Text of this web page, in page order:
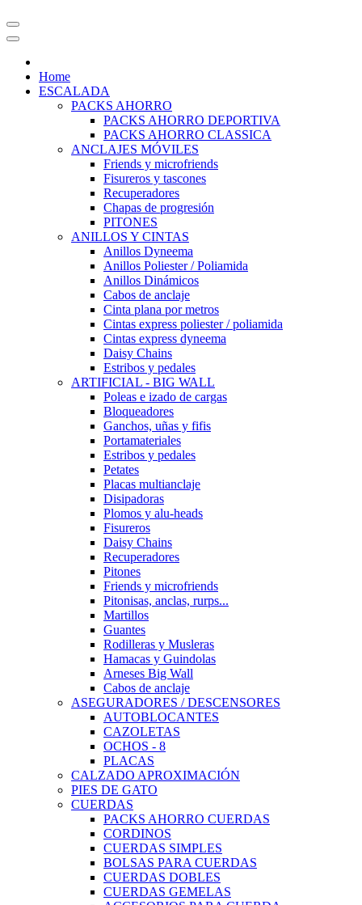
Home
ESCALADA
PACKS AHORRO
PACKS AHORRO DEPORTIVA
PACKS AHORRO CLASSICA
ANCLAJES MÓVILES
Friends y microfriends
Fisureros y tascones
Recuperadores
Chapas de progresión
PITONES
ANILLOS Y CINTAS
Anillos Dyneema
Anillos Poliester / Poliamida
Anillos Dinámicos
Cabos de anclaje
Cinta plana por metros
Cintas express poliester / poliamida
Cintas express dyneema
Daisy Chains
Estribos y pedales
ARTIFICIAL - BIG WALL
Poleas e izado de cargas
Bloqueadores
Ganchos, uñas y fifis
Portamateriales
Estribos y pedales
Petates
Placas multianclaje
Disipadoras
Plomos y alu-heads
Fisureros
Daisy Chains
Recuperadores
Pitones
Friends y microfriends
Pitonisas, anclas, rurps...
Martillos
Guantes
Rodilleras y Musleras
Hamacas y Guindolas
Arneses Big Wall
Cabos de anclaje
ASEGURADORES / DESCENSORES
AUTOBLOCANTES
CAZOLETAS
OCHOS - 8
PLACAS
CALZADO APROXIMACIÓN
PIES DE GATO
CUERDAS
PACKS AHORRO CUERDAS
CORDINOS
CUERDAS SIMPLES
BOLSAS PARA CUERDAS
CUERDAS DOBLES
CUERDAS GEMELAS